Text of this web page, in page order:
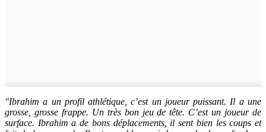
"Ibrahim a un profil athlétique, c’est un joueur puissant. Il a une
grosse, grosse frappe. Un très bon jeu de tête. C’est un joueur de
surface. Ibrahim a de bons déplacements, il sent bien les coups et